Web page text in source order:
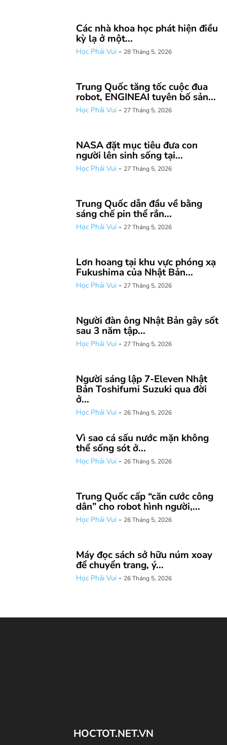
Các nhà khoa học phát hiện điều
kỳ lạ ở một...
Học Phải Vui - 28 Tháng 5, 2026
Trung Quốc tăng tốc cuộc đua
robot, ENGINEAI tuyên bố sản...
Học Phải Vui - 27 Tháng 5, 2026
NASA đặt mục tiêu đưa con
người lên sinh sống tại...
Học Phải Vui - 27 Tháng 5, 2026
Trung Quốc dẫn đầu về bằng
sáng chế pin thể rắn...
Học Phải Vui - 27 Tháng 5, 2026
Lơn hoang tại khu vực phóng xạ
Fukushima của Nhật Bản...
Học Phải Vui - 27 Tháng 5, 2026
Người đàn ông Nhật Bản gây sốt
sau 3 năm tập...
Học Phải Vui - 27 Tháng 5, 2026
Người sáng lập 7-Eleven Nhật
Bản Toshifumi Suzuki qua đời
ở...
Học Phải Vui - 26 Tháng 5, 2026
Vì sao cá sấu nước mặn không
thể sống sót ở...
Học Phải Vui - 26 Tháng 5, 2026
Trung Quốc cấp “căn cước công
dân” cho robot hình người,...
Học Phải Vui - 26 Tháng 5, 2026
Máy đọc sách sở hữu núm xoay
để chuyển trang, ý...
Học Phải Vui - 26 Tháng 5, 2026
HOCTOT.NET.VN